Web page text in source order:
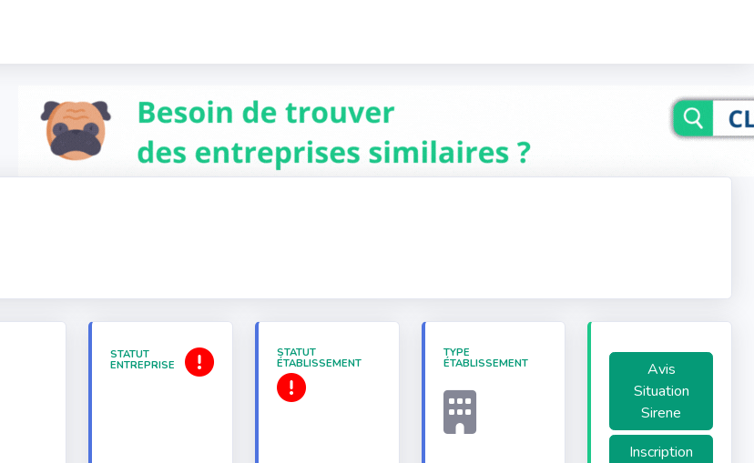
STATUT
ENTREPRISE
STATUT
ÉTABLISSEMENT
TYPE
ÉTABLISSEMENT
Avis
Situation
Sirene
Inscription